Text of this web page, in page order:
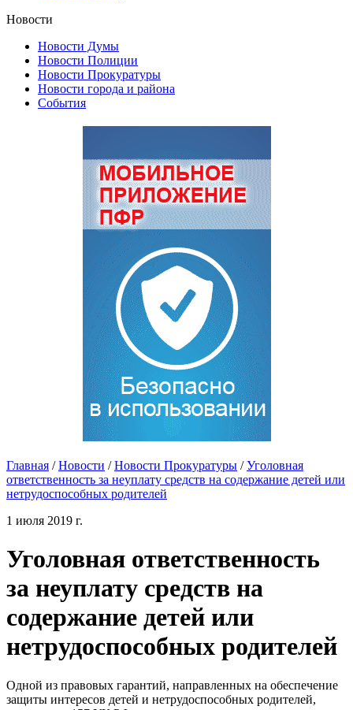
Новости
Новости Думы
Новости Полиции
Новости Прокуратуры
Новости города и района
События
Главная / Новости / Новости Прокуратуры / Уголовная
ответственность за неуплату средств на содержание детей или
нетрудоспособных родителей
1 июля 2019 г.
Уголовная ответственность
за неуплату средств на
содержание детей или
нетрудоспособных родителей
Одной из правовых гарантий, направленных на обеспечение
защиты интересов детей и нетрудоспособных родителей,